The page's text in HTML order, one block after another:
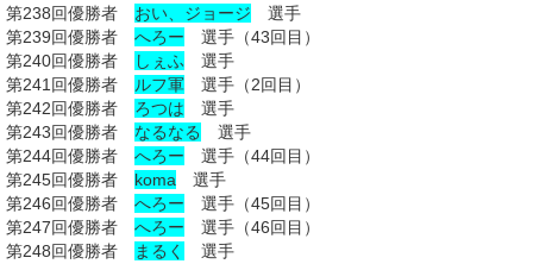
第238回優勝者 おい、ジョージ 選手
第239回優勝者 へろー 選手（43回目）
第240回優勝者
しぇふ 選手
第241回優勝者
ルフ軍 選手（2回目）
第242回優勝者 ろつは 選手
第243回優勝者 なるなる
選手
第244回優勝者 へろー 選手（44回目）
第245回優勝者 koma 選手
第246回優勝者 へろー 選手（45回目）
第247回優勝者 へろー 選手（46回目）
第248回優勝者
まるく
選手